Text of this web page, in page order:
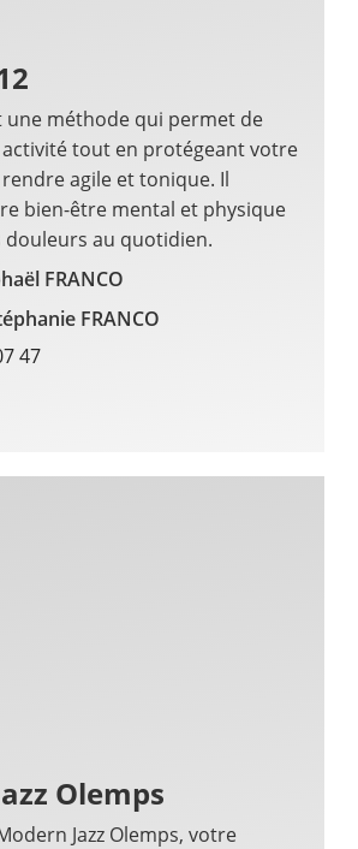
une méthode qui permet de
tout en protégeant votre
agile et tonique. Il
bien-être mental et physique
douleurs au quotidien.
FRANCO
FRANCO
47
Olemps
Jazz Olemps, votre